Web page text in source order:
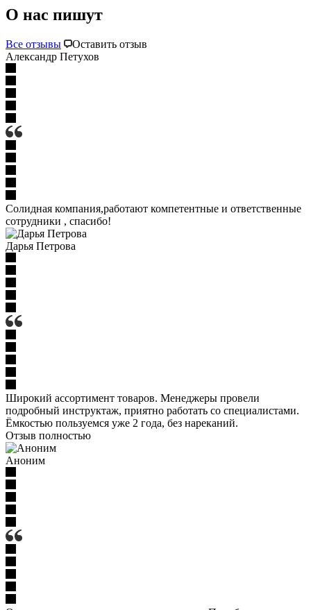
О нас пишут
Все отзывы
Оставить отзыв
Александр Петухов
Солидная компания,работают компетентные и ответственные
сотрудники , спасибо!
Дарья Петрова
Широкий ассортимент товаров. Менеджеры провели
подробный инструктаж, приятно работать со специалистами.
Ёмкостью пользуемся уже 2 года, без нареканий.
Отзыв полностью
Аноним